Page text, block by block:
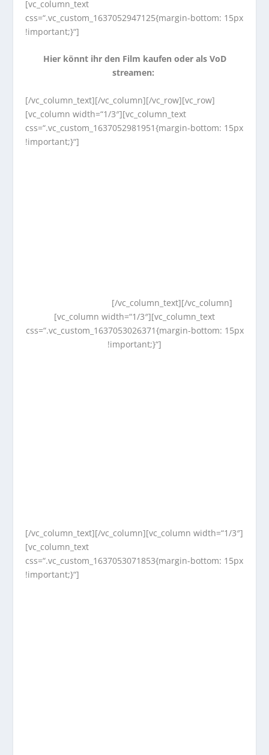
[vc_column_text
css=“.vc_custom_1637052947125{margin-bottom: 15px
!important;}“]
Hier könnt ihr den Film kaufen oder als VoD
streamen:
[/vc_column_text][/vc_column][/vc_row][vc_row]
[vc_column width=“1/3″][vc_column_text
css=“.vc_custom_1637052981951{margin-bottom: 15px
!important;}“]
[/vc_column_text][/vc_column]
[vc_column width=“1/3″][vc_column_text
css=“.vc_custom_1637053026371{margin-bottom: 15px
!important;}“]
[/vc_column_text][/vc_column][vc_column width=“1/3″]
[vc_column_text
css=“.vc_custom_1637053071853{margin-bottom: 15px
!important;}“]